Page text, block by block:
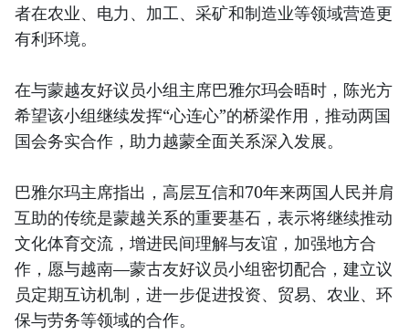
者在农业、电力、加工、采矿和制造业等领域营造更
有利环境。
在与蒙越友好议员小组主席巴雅尔玛会晤时，陈光方
希望该小组继续发挥“心连心”的桥梁作用，推动两国
国会务实合作，助力越蒙全面关系深入发展。
巴雅尔玛主席指出，高层互信和70年来两国人民并肩
互助的传统是蒙越关系的重要基石，表示将继续推动
文化体育交流，增进民间理解与友谊，加强地方合
作，愿与越南—蒙古友好议员小组密切配合，建立议
员定期互访机制，进一步促进投资、贸易、农业、环
保与劳务等领域的合作。